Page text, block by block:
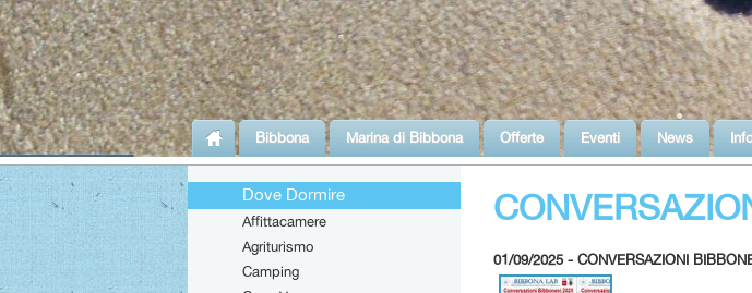
Bibbona Marina di Bibbona Offerte Eventi News
Dove Dormire
Affittacamere
Agriturismo
Camping
01/09/2025 - CONVERSAZIONI